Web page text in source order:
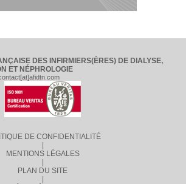
DES INFIRMIERS(ÈRES) DE DIALYSE,
ET NÉPHROLOGIE
DE CONFIDENTIALITÉ
MENTIONS LÉGALES
PLAN DU SITE